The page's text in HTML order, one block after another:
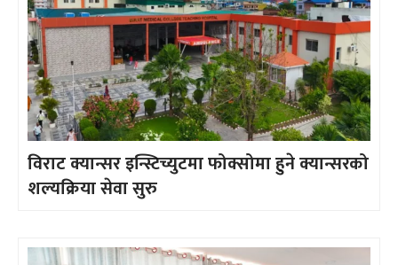
विराट क्यान्सर इन्स्टिच्युटमा फोक्सोमा हुने क्यान्सरको
शल्यक्रिया सेवा सुरु